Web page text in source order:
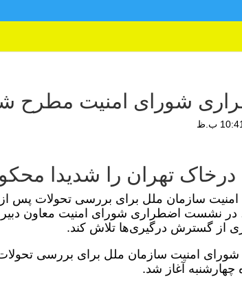
شورای امنیت مطرح
درخاک تهران را شدیدا
سازمان ملل برای بررسی تحولات پس از
در نشست اضطراری شورای امنیت معاون
از گسترش درگیری‌ها تلاش کند.
امنیت سازمان ملل برای بررسی تحولات
آغاز شد.